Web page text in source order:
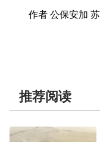
作者 公保安加
推荐阅读